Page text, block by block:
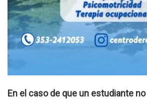
En el caso de que un estudiante